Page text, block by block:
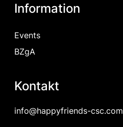
Information
Events
BZgA
Kontakt
info@happyfriends-csc.com